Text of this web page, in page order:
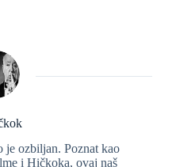
je ozbiljan. Poznat kao
i Hičkoka, ovaj naš